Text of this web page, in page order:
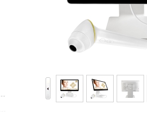
头皮检测仪厂家的市场竞争与战略分析